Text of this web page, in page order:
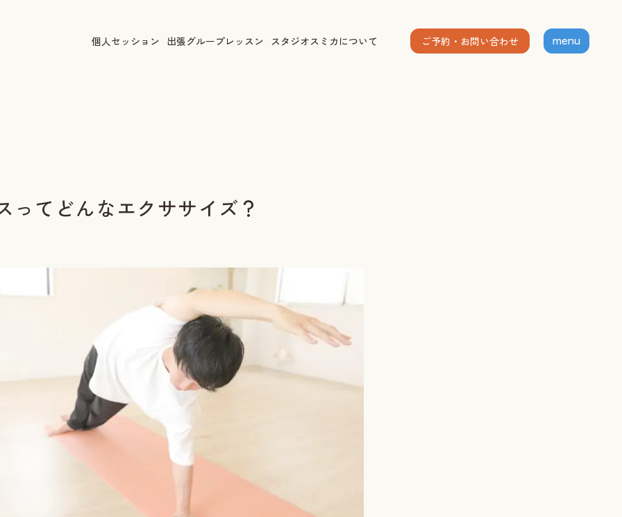
個人セッション 出張グループレッスン スタジオスミカについて ご予約・お問い合わせ menu
ってどんなエクササイズ？